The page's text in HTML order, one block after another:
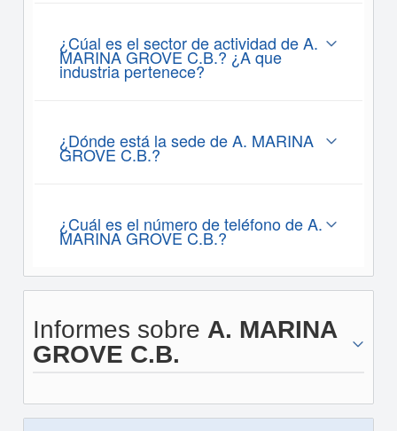
¿Cúal es el sector de actividad de A.
MARINA GROVE C.B.? ¿A que
industria pertenece?
¿Dónde está la sede de A. MARINA
GROVE C.B.?
¿Cuál es el número de teléfono de A.
MARINA GROVE C.B.?
Informes sobre A. MARINA
GROVE C.B.